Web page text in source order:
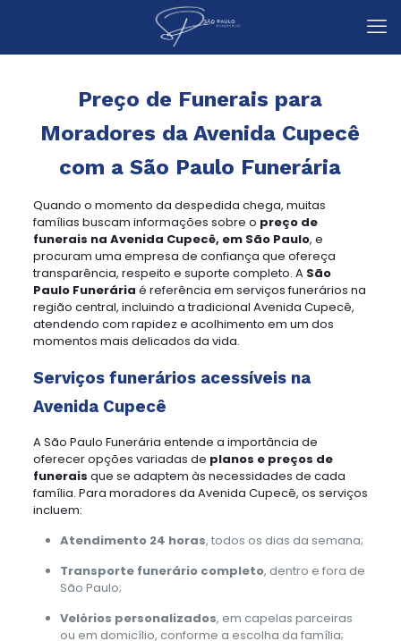
Preço de Funerais para
Moradores da Avenida Cupecê
com a São Paulo Funerária
Quando o momento da despedida chega, muitas
famílias buscam informações sobre o preço de
funerais na Avenida Cupecê, em São Paulo, e
procuram uma empresa de confiança que ofereça
transparência, respeito e suporte completo. A São
Paulo Funerária é referência em serviços funerários na
região central, incluindo a tradicional Avenida Cupecê,
atendendo com rapidez e acolhimento em um dos
momentos mais delicados da vida.
Serviços funerários acessíveis na
Avenida Cupecê
A São Paulo Funerária entende a importância de
oferecer opções variadas de planos e preços de
funerais que se adaptem às necessidades de cada
família. Para moradores da Avenida Cupecê, os serviços
incluem:
Atendimento 24 horas, todos os dias da semana;
Transporte funerário completo, dentro e fora de
São Paulo;
Velórios personalizados, em capelas parceiras
ou em domicílio, conforme a escolha da família;